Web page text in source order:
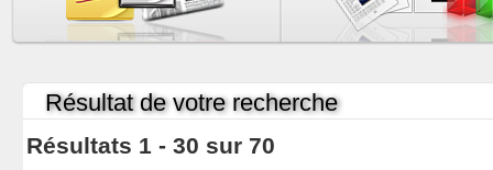
Résultat de votre recherche
Résultats 1 - 30 sur 70